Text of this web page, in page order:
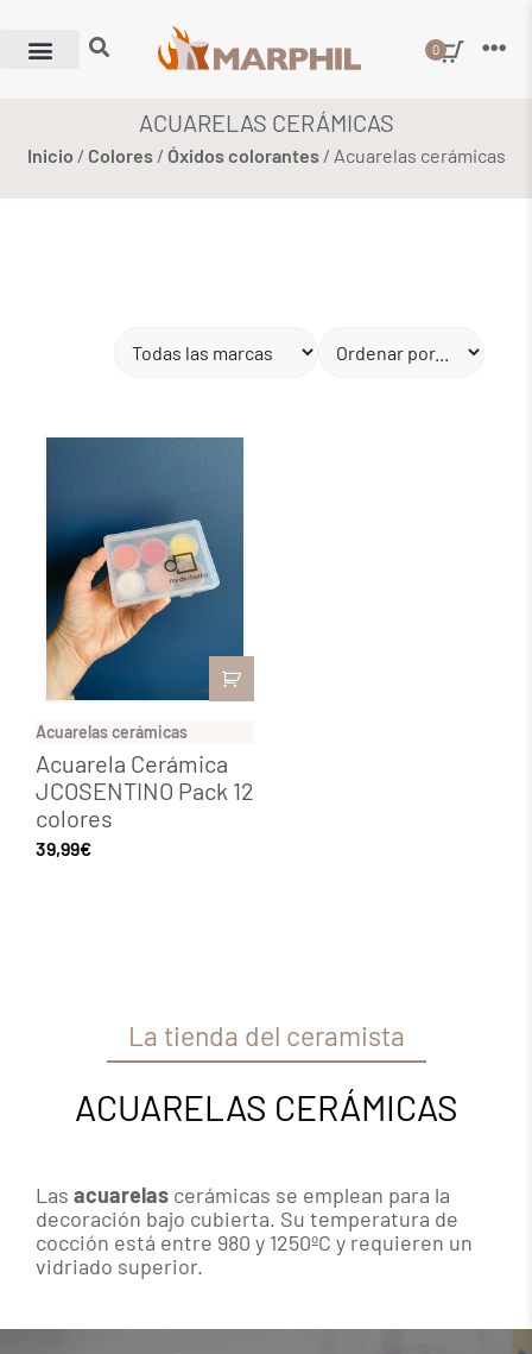
0
ACUARELAS CERÁMICAS
Inicio / Colores/ Óxidos colorantes/ Acuarelas cerámicas
Acuarelas cerámicas
Acuarela Cerámica
JCOSENTINO Pack 12
colores
39,99€
La tienda del ceramista
ACUARELAS CERÁMICAS
Las acuarelas cerámicas se emplean para la
decoración bajo cubierta. Su temperatura de
cocción está entre 980 y 1250ºC y requieren un
vidriado superior.